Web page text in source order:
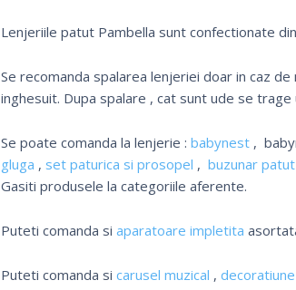
Lenjeriile patut Pambella sunt confectionate
Se recomanda spalarea lenjeriei doar in caz
inghesuit. Dupa spalare , cat sunt ude se
Se poate comanda la lenjerie : babynest,
gluga , set paturica si prosopel , buzunar patut
Gasiti produsele la categoriile aferente.
Puteti comanda si aparatoare impletita
Puteti comanda si carusel muzical , decoratiune